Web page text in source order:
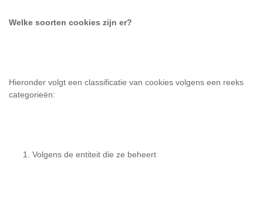
Welke soorten cookies zijn er?
Hieronder volgt een classificatie van cookies volgens een reeks
categorieën:
Volgens de entiteit die ze beheert